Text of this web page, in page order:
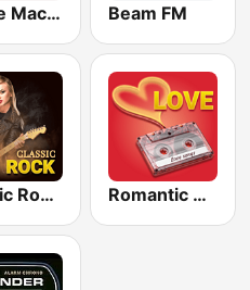
Dance Machine Beam FM
Classic Rock Station Romantic Vibes